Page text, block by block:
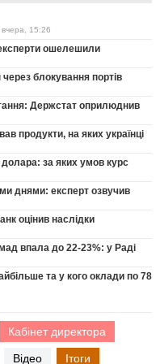
вчера, 15:26
ошелешили
через блокування портів
Держстат оприлюднив
продукти, на яких українці
за яких умов курс
днями: експерт озвучив
оцінив наслідки
впала до 22-23%: у Раді
та у кого оклади по 78
Кабінет директора
Відео Ітоги